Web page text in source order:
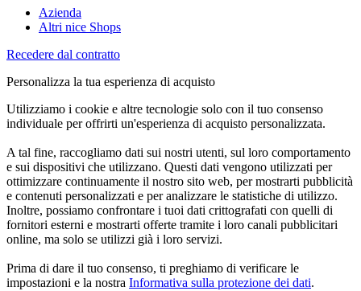
Azienda
Altri nice Shops
Recedere dal contratto
Personalizza la tua esperienza di acquisto
Utilizziamo i cookie e altre tecnologie solo con il tuo consenso
individuale per offrirti un'esperienza di acquisto personalizzata.
A tal fine, raccogliamo dati sui nostri utenti, sul loro comportamento
e sui dispositivi che utilizzano. Questi dati vengono utilizzati per
ottimizzare continuamente il nostro sito web, per mostrarti pubblicità
e contenuti personalizzati e per analizzare le statistiche di utilizzo.
Inoltre, possiamo confrontare i tuoi dati crittografati con quelli di
fornitori esterni e mostrarti offerte tramite i loro canali pubblicitari
online, ma solo se utilizzi già i loro servizi.
Prima di dare il tuo consenso, ti preghiamo di verificare le
impostazioni e la nostra Informativa sulla protezione dei dati.